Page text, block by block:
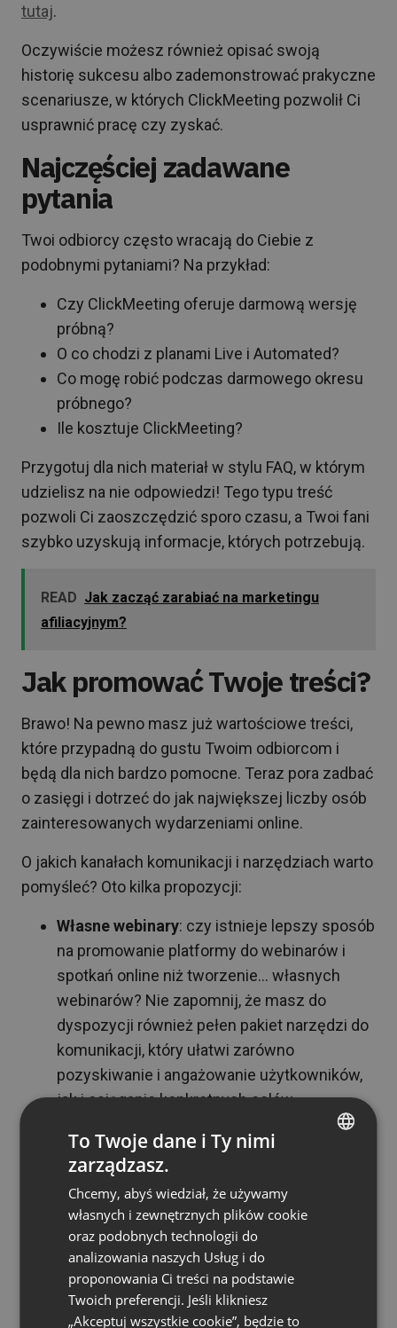
tutaj.
Oczywiście możesz również opisać swoją
historię sukcesu albo zademonstrować prakyczne
scenariusze, w których ClickMeeting pozwolił Ci
usprawnić pracę czy zyskać.
Najczęściej zadawane
pytania
Twoi odbiorcy często wracają do Ciebie z
podobnymi pytaniami? Na przykład:
Czy ClickMeeting oferuje darmową wersję
próbną?
O co chodzi z planami Live i Automated?
Co mogę robić podczas darmowego okresu
próbnego?
Ile kosztuje ClickMeeting?
Przygotuj dla nich materiał w stylu FAQ, w którym
udzielisz na nie odpowiedzi! Tego typu treść
pozwoli Ci zaoszczędzić sporo czasu, a Twoi fani
szybko uzyskują informacje, których potrzebują.
READ Jak zacząć zarabiać na marketingu
afiliacyjnym?
Jak promować Twoje treści?
Brawo! Na pewno masz już wartościowe treści,
które przypadną do gustu Twoim odbiorcom i
będą dla nich bardzo pomocne. Teraz pora zadbać
o zasięgi i dotrzeć do jak największej liczby osób
zainteresowanych wydarzeniami online.
O jakich kanałach komunikacji i narzędziach warto
pomyśleć? Oto kilka propozycji:
Własne webinary: czy istnieje lepszy sposób
na promowanie platformy do webinarów i
spotkań online niż tworzenie… własnych
webinarów? Nie zapomnij, że masz do
dyspozycji również pełen pakiet narzędzi do
komunikacji, który ułatwi zarówno
pozyskiwanie i angażowanie użytkowników,
jak i osiąganie konkretnych celów
marketingowych i sprzedażowych (więcej
informacji znajdziesz tutaj).
Newslettety i e-mail marketing
bogatą bazę użytkowników (np.
subskrybentów Twojego bloga), możesz
dystrybuować materiały dotyczące
ClickMeeting i zachęcające do założenia
konta poprzez kampanie mailingowe.
Media społecznościowe: musisz być tam,
FRENCH
RUSSIAN
SPANISH
To Twoje dane i Ty nimi
zarządzasz.
Chcemy, abyś wiedział, że używamy
własnych i zewnętrznych plików cookie
oraz podobnych technologii do
analizowania naszych Usług i do
proponowania Ci treści na podstawie
Twoich preferencji. Jeśli klikniesz
„Akceptuj wszystkie cookie”, będzie to